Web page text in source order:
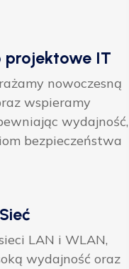
IT
nowoczesną
wspieramy
wydajność,
bezpieczeństwa
LAN i WLAN,
wydajność oraz